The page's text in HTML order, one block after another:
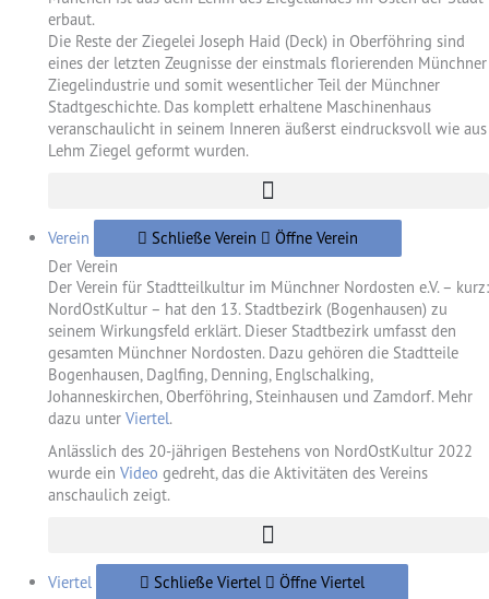
erbaut.
Die Reste der Ziegelei Joseph Haid (Deck) in Oberföhring sind
eines der letzten Zeugnisse der einstmals florierenden Münchner
Ziegelindustrie und somit wesentlicher Teil der Münchner
Stadtgeschichte. Das komplett erhaltene Maschinenhaus
veranschaulicht in seinem Inneren äußerst eindrucksvoll wie aus
Lehm Ziegel geformt wurden.
Verein Schließe Verein
Öffne Verein
Der Verein
Der Verein für Stadtteilkultur im Münchner Nordosten e.V. – kurz:
NordOstKultur – hat den 13. Stadtbezirk (Bogenhausen) zu
seinem Wirkungsfeld erklärt. Dieser Stadtbezirk umfasst den
gesamten Münchner Nordosten. Dazu gehören die Stadtteile
Bogenhausen, Daglfing, Denning, Englschalking,
Johanneskirchen, Oberföhring, Steinhausen und Zamdorf. Mehr
dazu unter Viertel.
Anlässlich des 20-jährigen Bestehens von NordOstKultur 2022
wurde ein Video gedreht, das die Aktivitäten des Vereins
anschaulich zeigt.
Viertel Schließe Viertel
Öffne Viertel